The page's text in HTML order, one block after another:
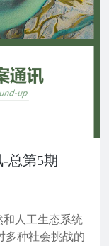
总第5期
和人工生态系统
多种社会挑战的